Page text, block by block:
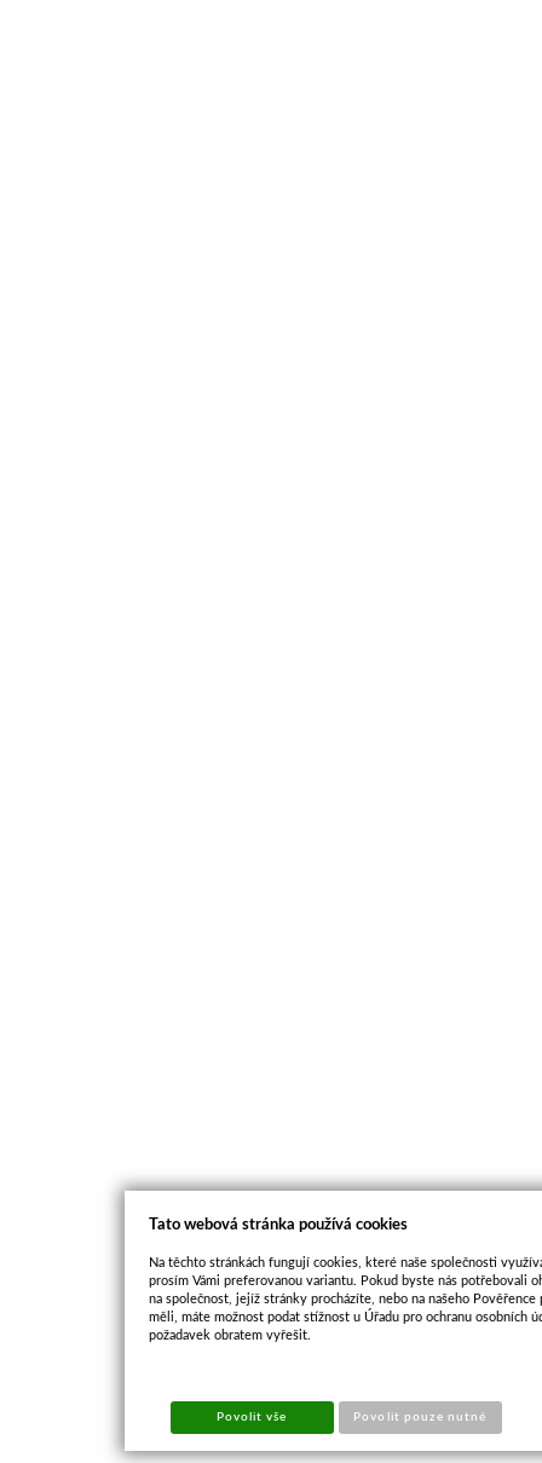
Tato webová stránka používá cookies
Na těchto stránkách fungují cookies, které naše společnosti
prosím Vámi preferovanou variantu. Pokud byste nás potřebovali
na společnost, jejíž stránky procházíte, nebo na našeho
měli, máte možnost podat stížnost u Úřadu pro ochranu osobních
požadavek obratem vyřešit.
Povolit vše Povolit pouze nutné